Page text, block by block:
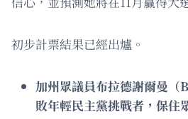
初步計票結果已經出爐。
加州眾議員布拉德謝爾曼
敗年輕民主黨挑戰者，保住